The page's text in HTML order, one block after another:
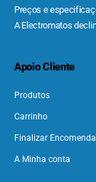
Preços e
A Electromatos
Apoio Cliente
Produtos
Carrinho
Finalizar Encomenda
A Minha conta